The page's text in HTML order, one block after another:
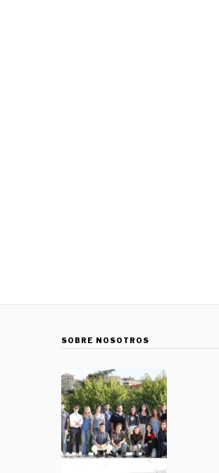
SOBRE NOSOTROS